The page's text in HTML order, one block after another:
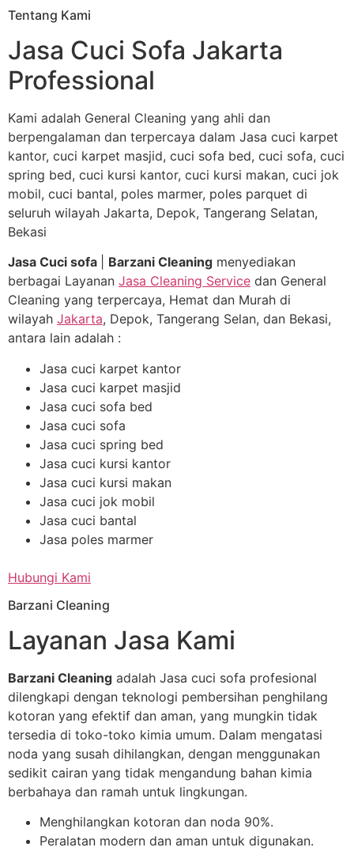
Tentang Kami
Jasa Cuci Sofa Jakarta
Professional
Kami adalah General Cleaning yang ahli dan
berpengalaman dan terpercaya dalam Jasa cuci karpet
kantor, cuci karpet masjid, cuci sofa bed, cuci sofa, cuci
spring bed, cuci kursi kantor, cuci kursi makan, cuci jok
mobil, cuci bantal, poles marmer, poles parquet di
seluruh wilayah Jakarta, Depok, Tangerang Selatan,
Bekasi
Jasa Cuci sofa
Barzani Cleaning menyediakan
berbagai Layanan Jasa Cleaning Service dan General
Cleaning yang terpercaya, Hemat dan Murah di
wilayah Jakarta, Depok, Tangerang Selan, dan Bekasi,
antara lain adalah :
Jasa cuci karpet kantor
Jasa cuci karpet masjid
Jasa cuci sofa bed
Jasa cuci sofa
Jasa cuci spring bed
Jasa cuci kursi kantor
Jasa cuci kursi makan
Jasa cuci jok mobil
Jasa cuci bantal
Jasa poles marmer
Hubungi Kami
Barzani Cleaning
Layanan Jasa Kami
Barzani Cleaning adalah Jasa cuci sofa profesional
dilengkapi dengan teknologi pembersihan penghilang
kotoran yang efektif dan aman, yang mungkin tidak
tersedia di toko-toko kimia umum. Dalam mengatasi
noda yang susah dihilangkan, dengan menggunakan
sedikit cairan yang tidak mengandung bahan kimia
berbahaya dan ramah untuk lingkungan.
Menghilangkan kotoran dan noda 90%.
Peralatan modern dan aman untuk digunakan.